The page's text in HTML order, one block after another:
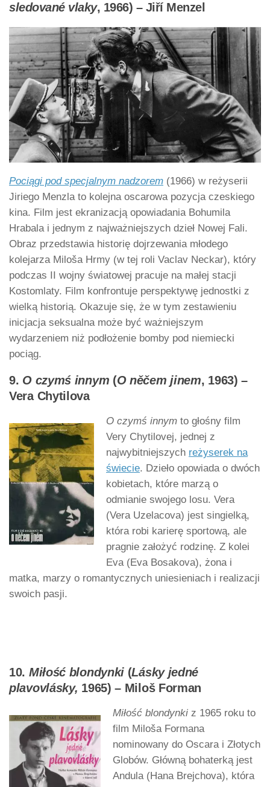
sledované vlaky, 1966) – Jiří Menzel
Pociągi pod specjalnym nadzorem (1966) w reżyserii
Jiriego Menzla to kolejna oscarowa pozycja czeskiego
kina. Film jest ekranizacją opowiadania Bohumila
Hrabala i jednym z najważniejszych dzieł Nowej Fali.
Obraz przedstawia historię dojrzewania młodego
kolejarza Miloša Hrmy (w tej roli Vaclav Neckar), który
podczas II wojny światowej pracuje na małej stacji
Kostomlaty. Film konfrontuje perspektywę jednostki z
wielką historią. Okazuje się, że w tym zestawieniu
inicjacja seksualna może być ważniejszym
wydarzeniem niż podłożenie bomby pod niemiecki
pociąg.
9. O czymś innym (O něčem jinem, 1963) –
Vera Chytilova
O czymś innym to głośny film
Very Chytilovej, jednej z
najwybitniejszych reżyserek na
świecie. Dzieło opowiada o dwóch
kobietach, które marzą o
odmianie swojego losu. Vera
(Vera Uzelacova) jest singielką,
która robi karierę sportową, ale
pragnie założyć rodzinę. Z kolei
Eva (Eva Bosakova), żona i
matka, marzy o romantycznych uniesieniach i realizacji
swoich pasji.
10. Miłość blondynki (Lásky jedné
plavovlásky, 1965) – Miloš Forman
Miłość blondynki z 1965 roku to
film Miloša Formana
nominowany do Oscara i Złotych
Globów. Główną bohaterką jest
Andula (Hana Brejchova), która